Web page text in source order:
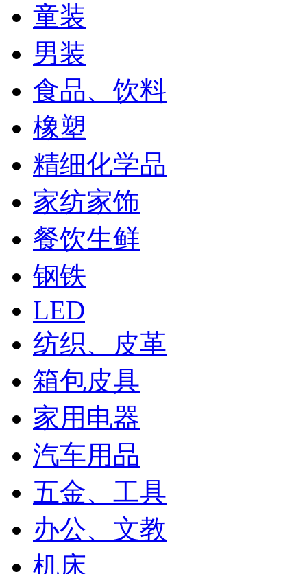
童装
男装
食品、饮料
橡塑
精细化学品
家纺家饰
餐饮生鲜
钢铁
LED
纺织、皮革
箱包皮具
家用电器
汽车用品
五金、工具
办公、文教
机床